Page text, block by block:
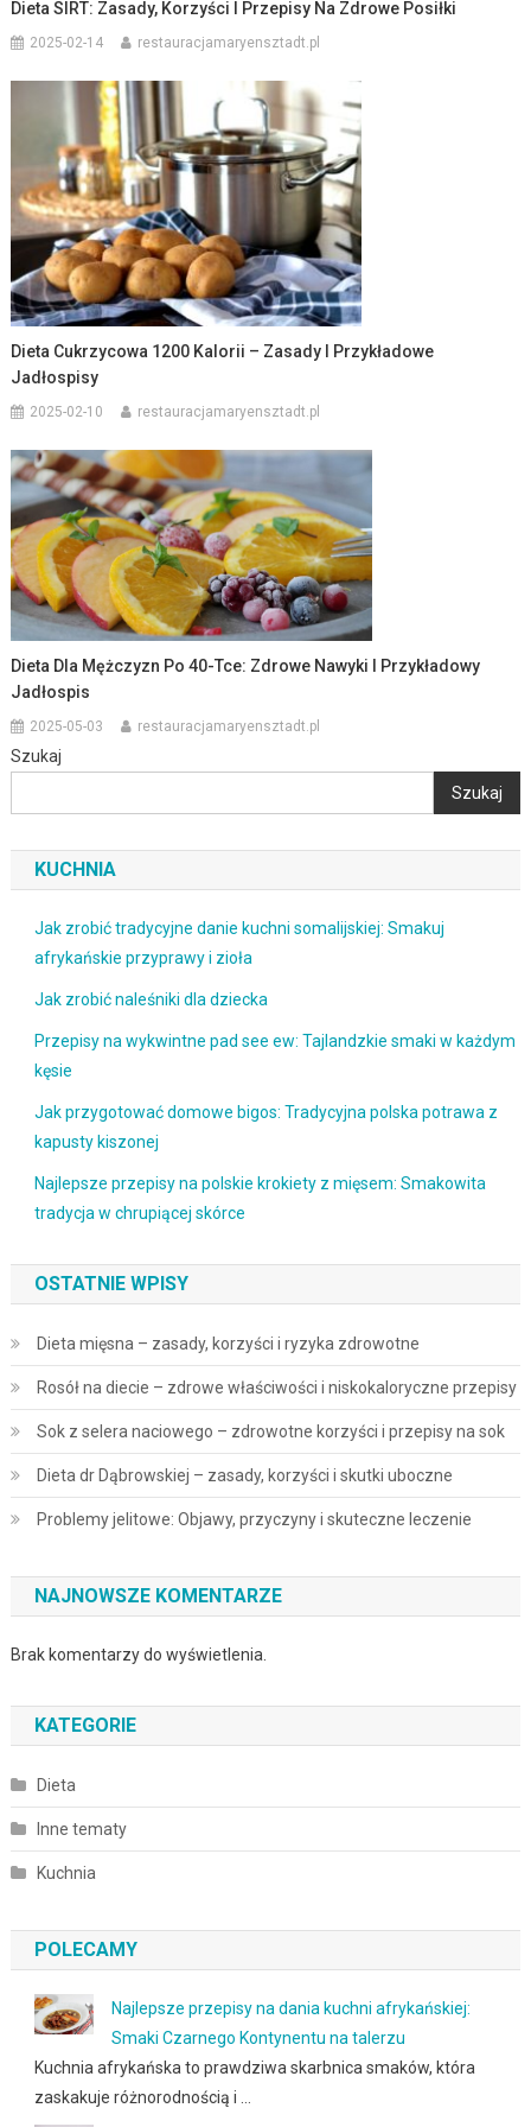
Dieta SIRT: Zasady, Korzyści I Przepisy Na Zdrowe Posiłki
2025-02-14 restauracjamaryensztadt.pl
Dieta Cukrzycowa 1200 Kalorii – Zasady I Przykładowe
Jadłospisy
2025-02-10 restauracjamaryensztadt.pl
Dieta Dla Mężczyzn Po 40-Tce: Zdrowe Nawyki I Przykładowy
Jadłospis
2025-05-03 restauracjamaryensztadt.pl
Szukaj
Szukaj
KUCHNIA
Jak zrobić tradycyjne danie kuchni somalijskiej: Smakuj
afrykańskie przyprawy i zioła
Jak zrobić naleśniki dla dziecka
Przepisy na wykwintne pad see ew: Tajlandzkie smaki w każdym
kęsie
Jak przygotować domowe bigos: Tradycyjna polska potrawa z
kapusty kiszonej
Najlepsze przepisy na polskie krokiety z mięsem: Smakowita
tradycja w chrupiącej skórce
OSTATNIE WPISY
Dieta mięsna – zasady, korzyści i ryzyka zdrowotne
Rosół na diecie – zdrowe właściwości i niskokaloryczne przepisy
Sok z selera naciowego – zdrowotne korzyści i przepisy na sok
Dieta dr Dąbrowskiej – zasady, korzyści i skutki uboczne
Problemy jelitowe: Objawy, przyczyny i skuteczne leczenie
NAJNOWSZE KOMENTARZE
Brak komentarzy do wyświetlenia.
KATEGORIE
Dieta
Inne tematy
Kuchnia
POLECAMY
Najlepsze przepisy na dania kuchni afrykańskiej:
Smaki Czarnego Kontynentu na talerzu
Kuchnia afrykańska to prawdziwa skarbnica smaków, która
zaskakuje różnorodnością i …